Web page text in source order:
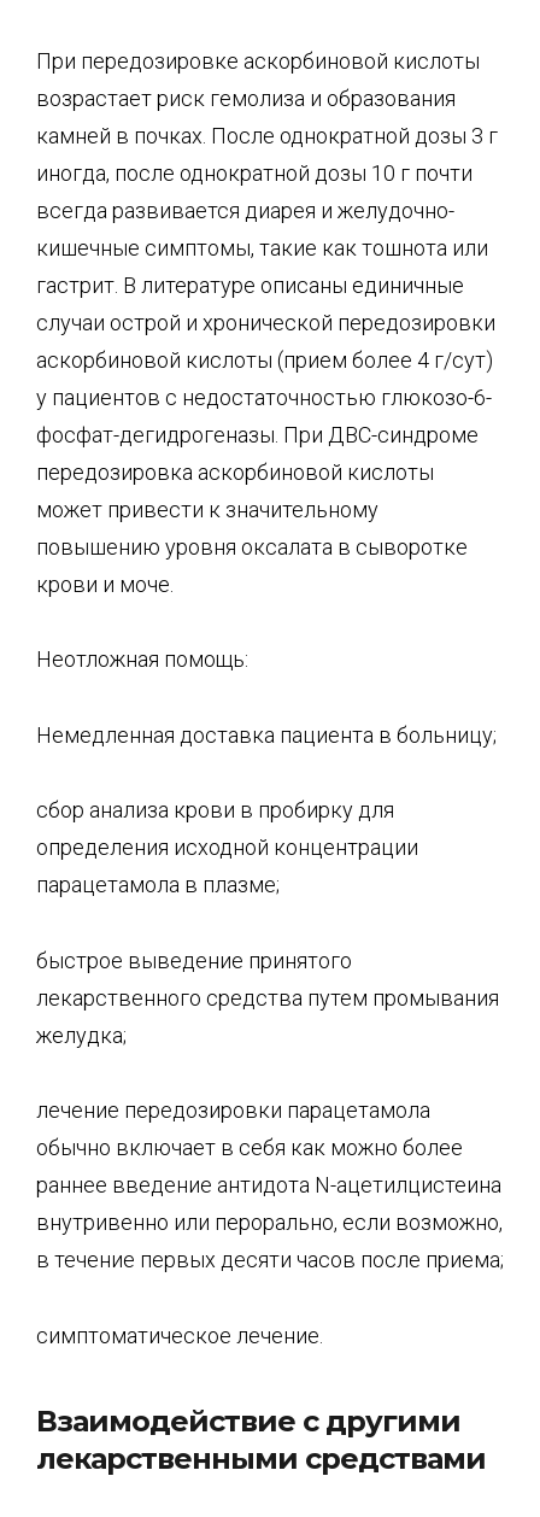
При передозировке аскорбиновой кислоты
возрастает риск гемолиза и образования
камней в почках. После однократной дозы 3 г
иногда, после однократной дозы 10 г почти
всегда развивается диарея и желудочно-
кишечные симптомы, такие как тошнота или
гастрит. В литературе описаны единичные
случаи острой и хронической передозировки
аскорбиновой кислоты (прием более 4 г/сут)
у пациентов с недостаточностью глюкозо-6-
фосфат-дегидрогеназы. При ДВС-синдроме
передозировка аскорбиновой кислоты
может привести к значительному
повышению уровня оксалата в сыворотке
крови и моче.
Неотложная помощь:
Немедленная доставка пациента в больницу;
сбор анализа крови в пробирку для
определения исходной концентрации
парацетамола в плазме;
быстрое выведение принятого
лекарственного средства путем промывания
желудка;
лечение передозировки парацетамола
обычно включает в себя как можно более
раннее введение антидота N-ацетилцистеина
внутривенно или перорально, если возможно,
в течение первых десяти часов после приема;
симптоматическое лечение.
Взаимодействие с другими
лекарственными средствами